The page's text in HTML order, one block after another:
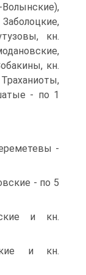
кн.
кн.
- по 1
-
- по 5
и кн.
и кн.